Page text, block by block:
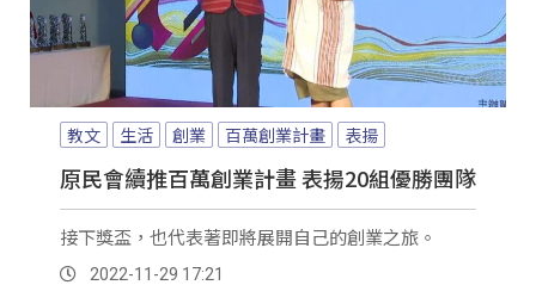
教文 生活 創業 百萬創業計畫 表揚
原民會續推百萬創業計畫 表揚20組優勝團隊
接下獎盃，也代表著即將展開自己的創業之旅。
2022-11-29 17:21